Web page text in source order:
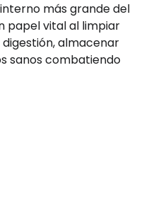
más grande del
papel vital al limpiar
almacenar
sanos combatiendo